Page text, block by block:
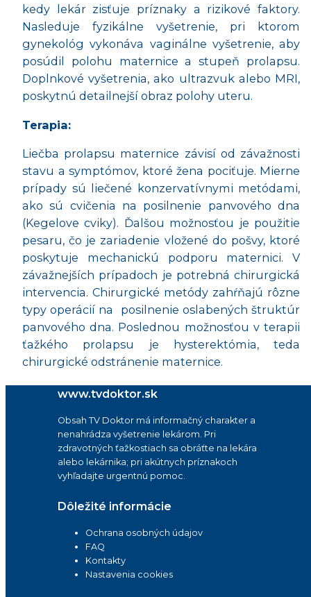
kedy lekár zisťuje príznaky a rizikové faktory.
Nasleduje fyzikálne vyšetrenie, pri ktorom
gynekológ vykonáva vaginálne vyšetrenie, aby
posúdil polohu maternice a stupeň prolapsu.
Doplnkové vyšetrenia, ako ultrazvuk alebo MRI,
poskytnú detailnejší obraz polohy uteru.
Terapia:
Liečba prolapsu maternice závisí od závažnosti
stavu a symptómov, ktoré žena pociťuje. Mierne
prípady sú liečené konzervatívnymi metódami,
ako sú cvičenia na posilnenie panvového dna
(Kegelove cviky). Ďalšou možnosťou je použitie
pesaru, čo je zariadenie vložené do pošvy, ktoré
poskytuje mechanickú podporu maternici. V
závažnejších prípadoch je potrebná chirurgická
intervencia. Chirurgické metódy zahŕňajú rôzne
typy operácií na
posilnenie oslabených štruktúr
panvového dna. Poslednou možnosťou v terapii
ťažkého prolapsu je hysterektómia, teda
chirurgické odstránenie maternice.
www.tvdoktor.sk
Obsah TV Doktor má informačný charakter a
nenahrádza vyšetrenie lekárom. Pri
zdravotných ťažkostiach sa obráťte na lekára
alebo lekárnika; pri akútnych príznakoch
vyhľadajte urgentnú pomoc.
Dôležité informácie
Ochrana osobných údajov
FAQ
Kontakty
Nastavenia cookies